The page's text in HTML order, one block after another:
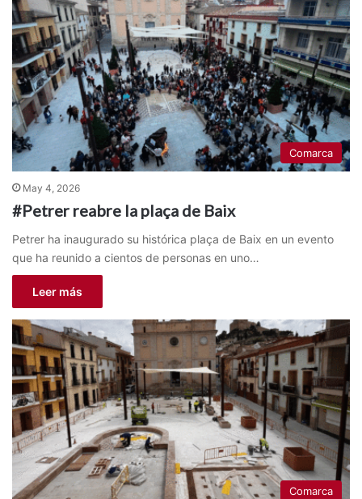
Comarca
May 4, 2026
#Petrer reabre la plaça de Baix
Petrer ha inaugurado su histórica plaça de Baix en un evento
que ha reunido a cientos de personas en uno…
Leer más
Comarca